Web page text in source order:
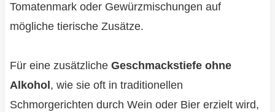
Tomatenmark oder Gewürzmischungen auf
mögliche tierische Zusätze.
Für eine zusätzliche Geschmackstiefe ohne
Alkohol , wie sie oft in traditionellen
Schmorgerichten durch Wein oder Bier erzielt wird,